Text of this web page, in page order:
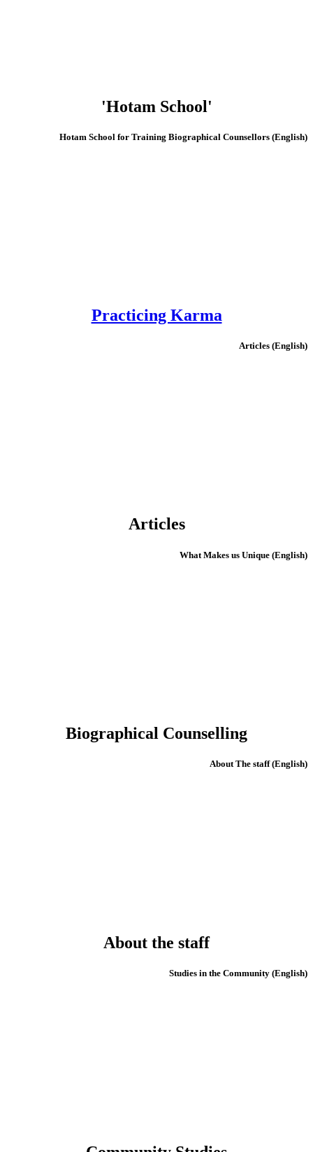
'Hotam School'
(English) Hotam School for Training Biographical Counsellors
Practicing Karma
(English) Articles
Articles
(English) What Makes us Unique
Biographical Counselling
(English) About The staff
About the staff
(English) Studies in the Community